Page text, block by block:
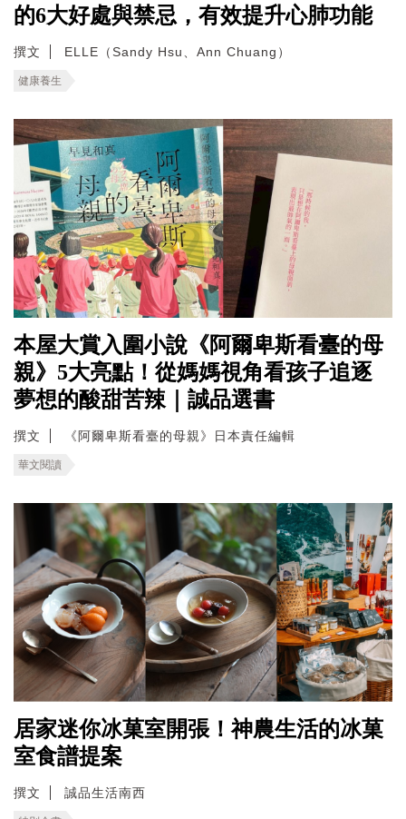
的6大好處與禁忌，有效提升心肺功能
撰文 ELLE（Sandy Hsu、Ann Chuang）
健康養生
本屋大賞入圍小說《阿爾卑斯看臺的母
親》5大亮點！從媽媽視角看孩子追逐
夢想的酸甜苦辣｜誠品選書
撰文 《阿爾卑斯看臺的母親》日本責任編輯
華文閱讀
居家迷你冰菓室開張！神農生活的冰菓
室食譜提案
撰文 誠品生活南西